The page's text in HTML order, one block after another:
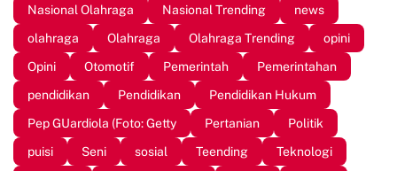
Nasional Olahraga
Nasional Trending
news
olahraga
Olahraga Olahraga Trending
opini
Opini
Otomotif Pemerintah
Pemerintahan
pendidikan
Pendidikan
Pendidikan Hukum
Pep GUardiola (Foto: Getty
Pertanian
Politik
puisi
Seni sosial Teending
Teknologi